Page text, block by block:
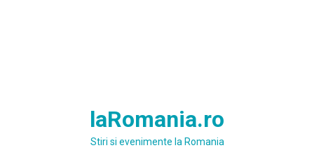
laRomania.ro
Stiri si evenimente la Romania